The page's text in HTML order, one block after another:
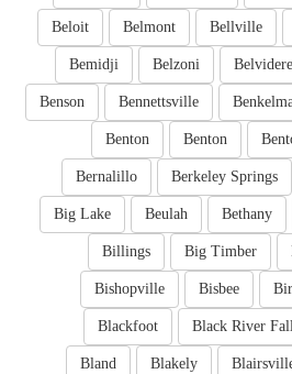
Bellville
Belmont
Beloit
Belvidere
Belzoni
Bemidji
Bennettsville
Benson
Benton
Benton
Berkeley Springs
Bernalillo
Bethany
Beulah
Big Lake
Big Timber
Billings
Bisbee
Bishopville
Black River
Blackfoot
Blakely
Bland